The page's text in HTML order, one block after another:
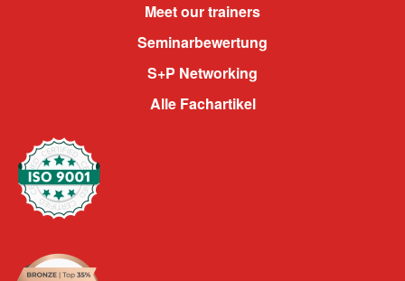
Meet our trainers
Seminarbewertung
S+P Networking
Alle Fachartikel